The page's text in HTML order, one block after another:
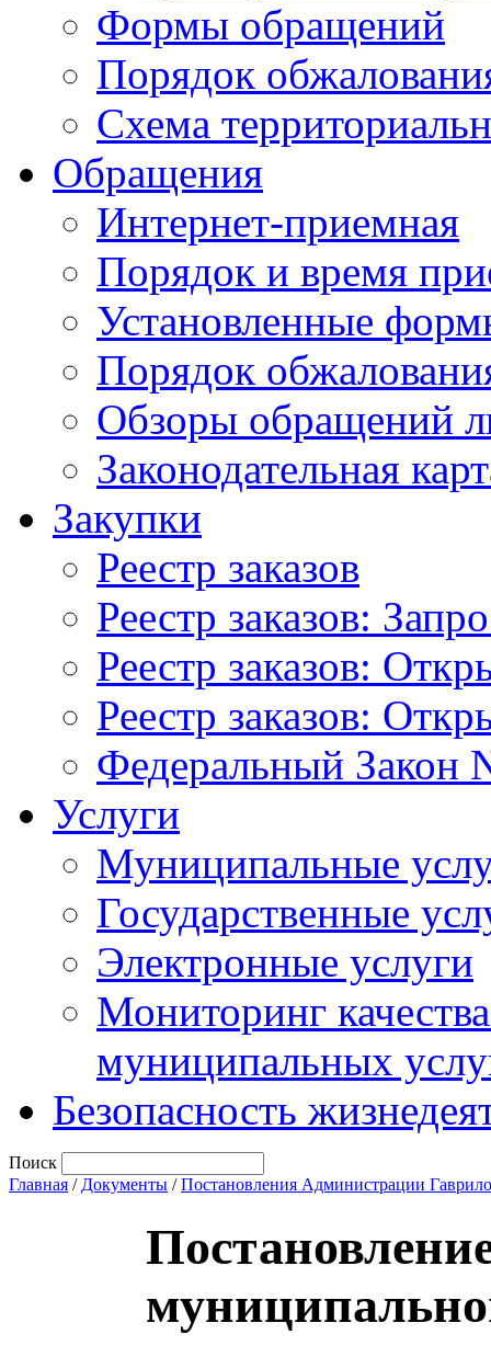
Формы обращений
Порядок
Схема
Обращения
Интернет-приемная
Порядок и время
Установленные
Порядок
Обзоры обращений
Законодательная
Закупки
Реестр заказов
Реестр заказов:
Реестр заказов:
Реестр заказов:
Федеральный Закон
Услуги
Муниципальные
Государственные
Электронные услуги
Мониторинг
муниципальных
Безопасность
Поиск
Главная / Документы /Постановления Администрации